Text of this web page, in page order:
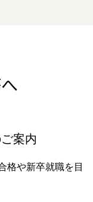
案内
格や新卒就職を目